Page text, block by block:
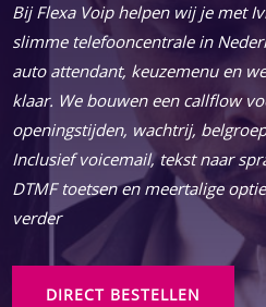
Bij Flexa Voip helpen wij je met
slimme telefooncentrale in
auto attendant, keuzemenu en
klaar. We bouwen een callflow
openingstijden, wachtrij,
Inclusief voicemail, tekst naar
DTMF toetsen en meertalige
verder
DIRECT BESTELLEN